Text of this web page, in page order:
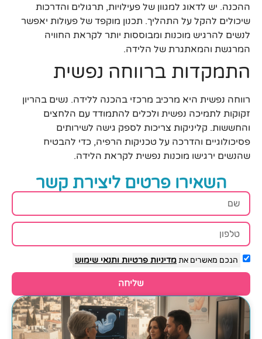
ההכנה. יש לדאוג למגוון של פעילויות, תרגולים והדרכות
שיכולים להקל על התהליך. תכנון מוקפד של פעולות יאפשר
לנשים להרגיש מוכנות ומבוססות יותר לקראת החוויה
המרגשת והמאתגרת של הלידה.
התמקדות ברווחה נפשית
רווחה נפשית היא מרכיב מרכזי בהכנה ללידה. נשים בהריון
זקוקות לתמיכה נפשית ולכלים להתמודד עם הלחצים
והחששות. קליניקות צריכות לספק גישה לשירותים
פסיכולוגיים והדרכה על טכניקות הרפיה, כדי להבטיח
שהנשים ירגישו מוכנות נפשית לקראת הלידה.
השאירו פרטים ליצירת קשר
הנכם מאשרים אתמדיניות פרטיות ותנאי שימוש
שליחה